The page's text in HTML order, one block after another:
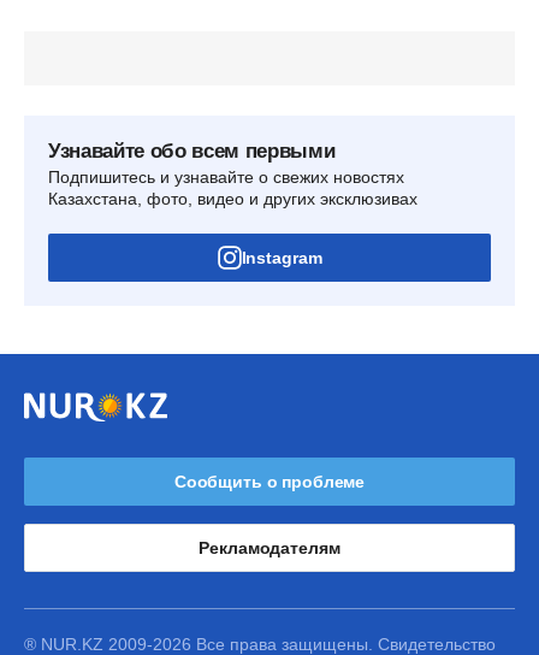
Узнавайте обо всем первыми
Подпишитесь и узнавайте о свежих новостях
Казахстана, фото, видео и других эксклюзивах
Instagram
Сообщить о проблеме
Рекламодателям
® NUR.KZ 2009-2026 Все права защищены. Свидетельство